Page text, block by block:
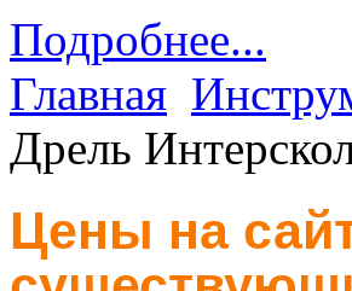
Подробнее...
Главная
Дрель
Цены на